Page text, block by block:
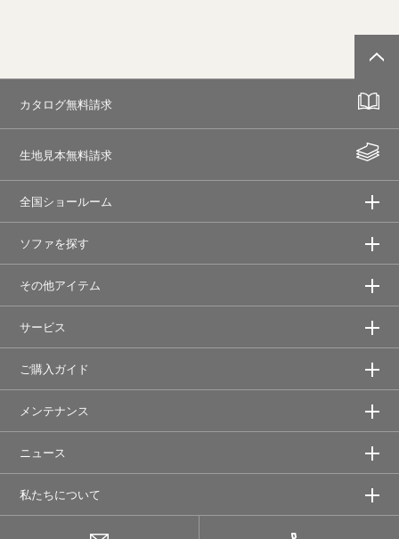
カタログ無料請求
生地見本無料請求
全国ショールーム
ソファを探す
その他アイテム
サービス
ご購入ガイド
メンテナンス
ニュース
私たちについて